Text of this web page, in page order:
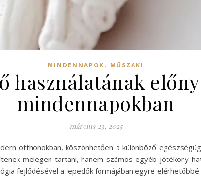
MINDENNAPOK, MŰSZAKI
használatának
mindennapokban
március 23, 2025
otthonokban, köszönhetően a különböző
melegen tartani, hanem számos egyéb jótékony
fejlődésével a lepedők formájában egyre